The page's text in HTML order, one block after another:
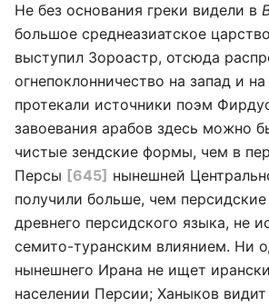
Не без основания греки видели в
большое среднеазиатское
выступил Зороастр, отсюда
огнепоклонничество на запад и
протекали источники поэм
завоевания арабов здесь можно
чистые зендские формы, чем в
Персы [645] нынешней
получили больше, чем
древнего персидского языка, не
семито-туранским влиянием. Ни
нынешнего Ирана не ищет
населении Персии; Ханыков